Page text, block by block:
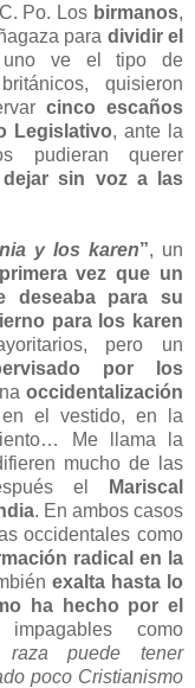
Po. Los birmanos,
para dividir el
uno ve el tipo de
quisieron
cinco escaños
Legislativo, ante la
pudieran querer
dejar sin voz a las
y los karen”, un
vez que un
deseaba para su
para los karen
pero un
por los
occidentalización
el vestido, en la
Me llama la
mucho de las
el
Mariscal
. En ambos casos
occidentales como
radical en la
exalta hasta lo
ha hecho por el
como
raza puede tener
poco Cristianismo